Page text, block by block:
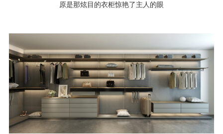
原是那炫目的衣柜惊艳了主人的眼